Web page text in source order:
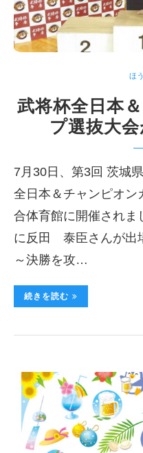
ほ
武将杯全日本
プ選抜大
7月30日、第3回 茨城
全日本＆チャンピオン
合体育館に開催されま
に反田 泰臣さんが出
～決勝を攻…
続きを読む